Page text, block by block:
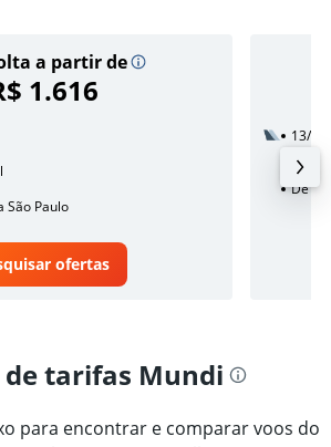
a partir de
1.616
São Paulo
ofertas
13/11
1
De
tarifas Mundi
para encontrar e comparar voos do